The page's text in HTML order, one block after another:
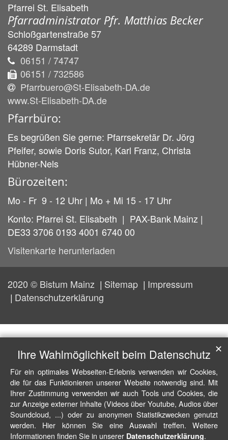
Pfarrei St. Elisabeth
Pfarradministrator Pfr. Matthias Becker
Schloßgartenstraße 57
64289 Darmstadt
06151 / 74747
06151 / 732586
Pfarrbuero@St-Elisabeth-DA.de
www.St-Elisabeth-DA.de
Pfarrbüro:
Es begrüßen Sie gerne: Pfarrsekretär Dr. Jörg
Pfeifer, sowie Doris Sutor, Karl Franz, Christa
Hübner-Nels
Bürozeiten:
Mo - Fr 9 - 12 Uhr | Mo + Mi 15 - 17 Uhr
Konto: Pfarrei St. Elisabeth | PAX-Bank Mainz |
DE33 3706 0193 4001 6740 00
Visitenkarte herunterladen
2020 © Bistum Mainz Sitemap
Impressum
Datenschutzerklärung
Ihre Wahlmöglichkeit beim Datenschutz
Für ein optimales Webseiten-Erlebnis verwenden wir Cookies,
die für das Funktionieren unserer Website notwendig sind. Mit
Ihrer Zustimmung verwenden wir auch Tools und Cookies, die
zur Anzeige externer Inhalte (Videos über Youtube, Audios über
Soundcloud, ...) oder zu anonymen Statistikzwecken genutzt
werden. Hier können Sie eine Auswahl treffen. Weitere
Informationen finden Sie in unserer Datenschutzerklärung.
✕